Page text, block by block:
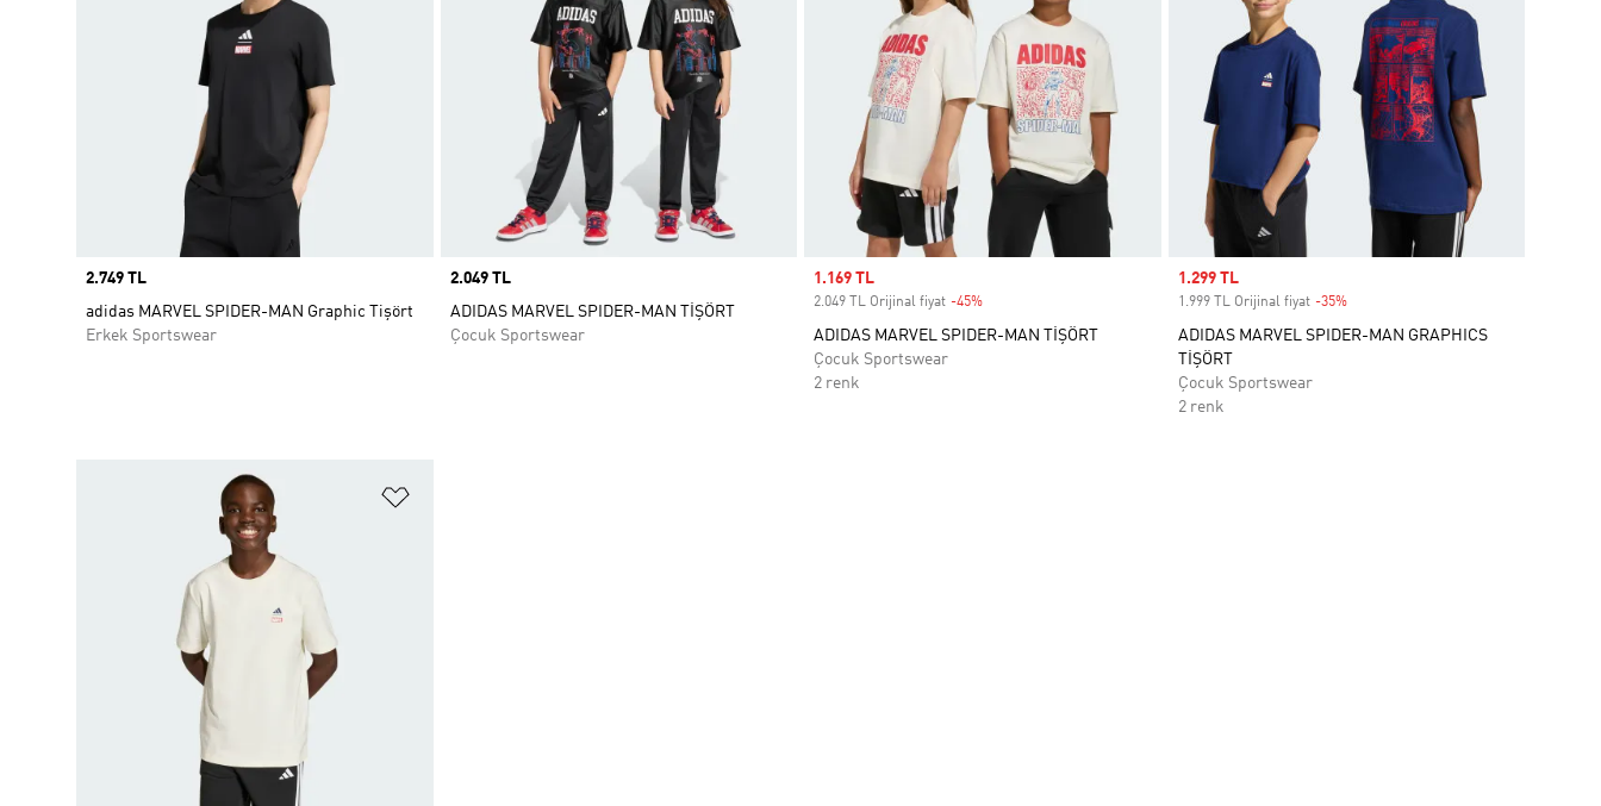
Price
2.749 TL
adidas MARVEL SPIDER-MAN Graphic Tişört
Erkek Sportswear
Price
2.049 TL
ADIDAS MARVEL SPIDER-MAN TİŞÖRT
Çocuk Sportswear
Sale price
1.169 TL
2.049 TL Orijinal fiyat -45%
ADIDAS MARVEL SPIDER-MAN TİŞÖRT
Çocuk Sportswear
2 renk
Sale price
1.299 TL
1.999 TL Orijinal fiyat -35%Discount
ADIDAS MARVEL SPIDER-MAN GRAPHICS
TİŞÖRT
Çocuk Sportswear
2 renk